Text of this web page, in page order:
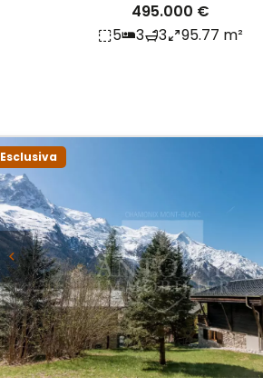
495.000 €
5
3 3 95.77 m²
Esclusiva